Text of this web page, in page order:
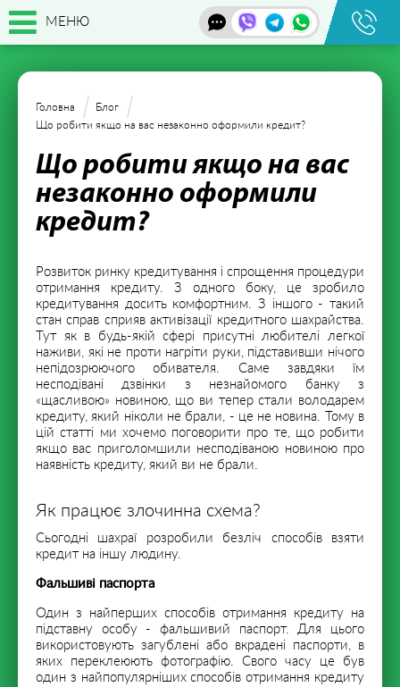
МЕНЮ
Головна
Блог
Що робити якщо на вас незаконно оформили кредит?
Що робити якщо на вас
незаконно оформили
кредит?
Розвиток ринку кредитування і спрощення процедури
отримання кредиту. З одного боку, це зробило
кредитування досить комфортним. З іншого - такий
стан справ сприяв активізації кредитного шахрайства.
Тут як в будь-якій сфері присутні любителі легкої
наживи, які не проти нагріти руки, підставивши нічого
непідозрюючого обивателя. Саме завдяки їм
несподівані дзвінки з незнайомого банку з
«щасливою» новиною, що ви тепер стали володарем
кредиту, який ніколи не брали, - це не новина. Тому в
цій статті ми хочемо поговорити про те, що робити
якщо вас приголомшили несподіваною новиною про
наявність кредиту, який ви не брали.
Як працює злочинна схема?
Сьогодні шахраї розробили безліч способів взяти
кредит на іншу людину.
Фальшиві паспорта
Один з найперших способів отримання кредиту на
підставну особу - фальшивий паспорт. Для цього
використовують загублені або вкрадені паспорти, в
яких переклеюють фотографію. Свого часу це був
один з найпопулярніших способів отримання кредиту